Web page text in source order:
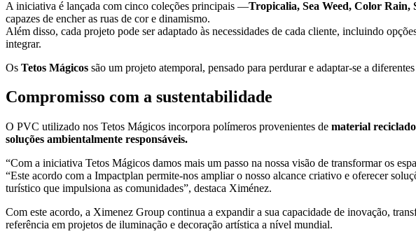
A iniciativa é lançada com cinco coleções principais —Tropicalia, Sea Weed, Color
capazes de encher as ruas de cor e dinamismo.
Além disso, cada projeto pode ser adaptado às necessidades de cada cliente, incluindo
integrar.
Os Tetos Mágicos são um projeto atemporal, pensado para perdurar e adaptar-se a
Compromisso com a sustentabilidade
O PVC utilizado nos Tetos Mágicos incorpora polímeros provenientes de material reciclado
soluções ambientalmente responsáveis.
“Com a iniciativa Tetos Mágicos damos mais um passo na nossa visão de transformar os
“Este acordo com a Impactplan permite-nos ampliar o nosso alcance criativo e oferecer
turístico que impulsiona as comunidades”, destaca Ximénez.
Com este acordo, a Ximenez Group continua a expandir a sua capacidade de inovação,
referência em projetos de iluminação e decoração artística a nível mundial.